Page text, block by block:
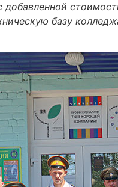
добавленной
базу